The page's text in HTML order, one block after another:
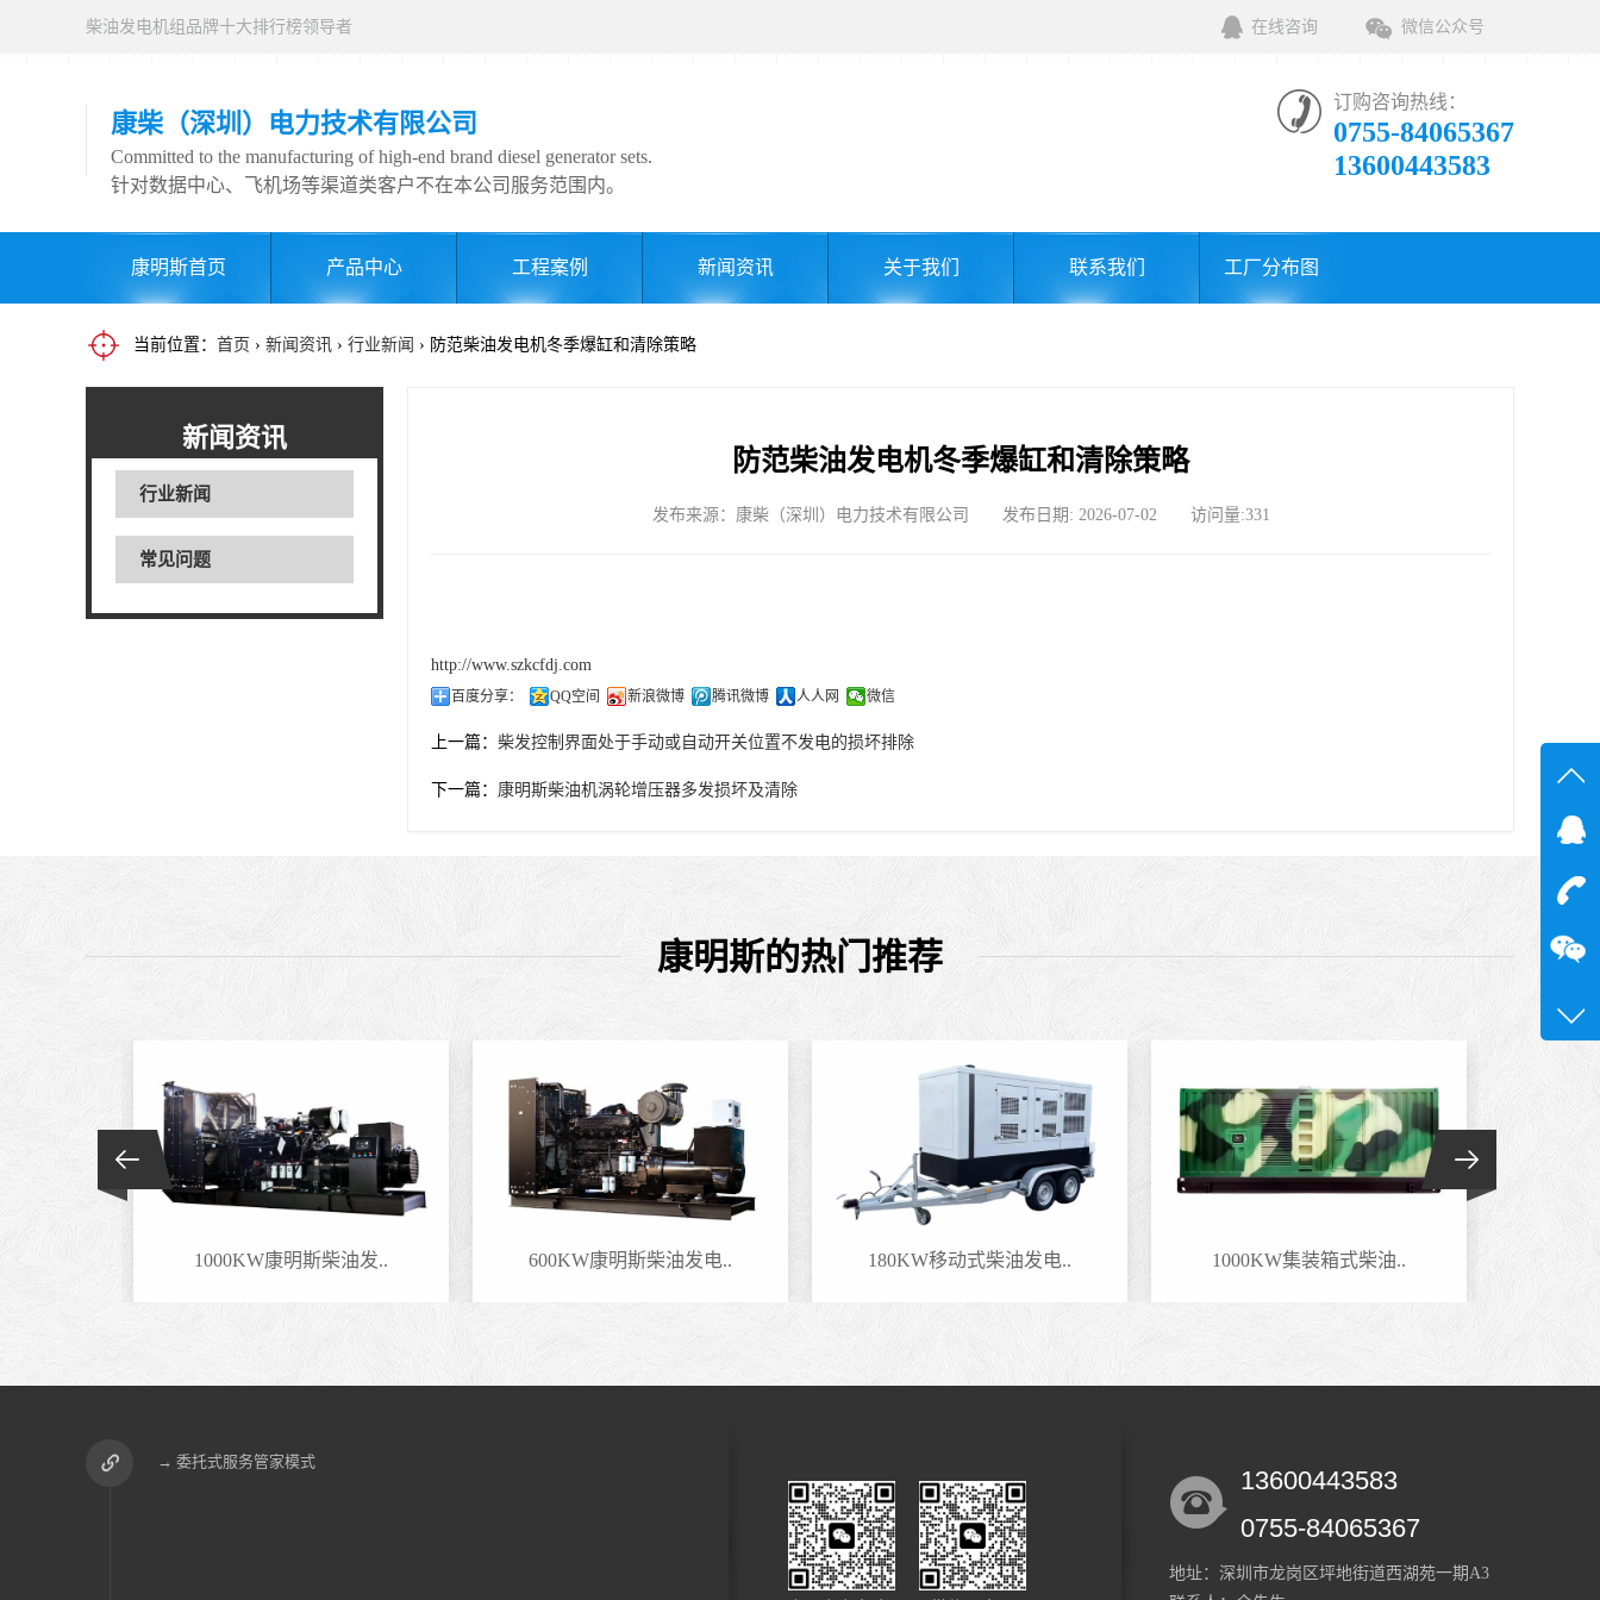
柴油发电机组品牌十大排行榜领导者 在线咨询 微信公众号
康柴（深圳）电力技术有限公司
Committed to the manufacturing of high-end brand diesel generator sets.
针对数据中心、飞机场等渠道类客户不在本公司服务范围内。
订购咨询热线：
0755-84065367
13600443583
康明斯首页 产品中心 工程案例 新闻资讯 关于我们 联系我们 工厂分布图
当前位置： 首页 › 新闻资讯 › 行业新闻 › 防范柴油发电机冬季爆缸和清除策略
新闻资讯
行业新闻
常见问题
防范柴油发电机冬季爆缸和清除策略
发布来源：康柴（深圳）电力技术有限公司 发布日期: 2026-07-02 访问量:331
http://www.szkcfdj.com
百度分享： QQ空间 新浪微博 腾讯微博 人人网 微信
上一篇： 柴发控制界面处于手动或自动开关位置不发电的损坏排除
下一篇： 康明斯柴油机涡轮增压器多发损坏及清除
康明斯的热门推荐
1000KW康明斯柴油发.. 600KW康明斯柴油发电.. 180KW移动式柴油发电.. 1000KW集装箱式柴油..
→ 委托式服务管家模式
13600443583
0755-84065367
地址：深圳市龙岗区坪地街道西湖苑一期A3
在线
在
咨询